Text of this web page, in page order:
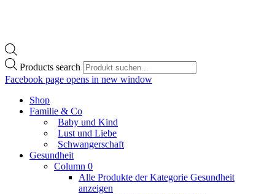
Products search
Facebook page opens in new window
Shop
Familie & Co
Baby und Kind
Lust und Liebe
Schwangerschaft
Gesundheit
Column 0
Alle Produkte der Kategorie Gesundheit
anzeigen